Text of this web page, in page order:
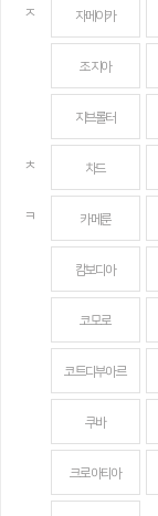
ㅈ 자메이카
조지아
지브롤터
ㅊ 차드
ㅋ 카메룬
캄보디아
코모로
코트디부아르
쿠바
크로아티아